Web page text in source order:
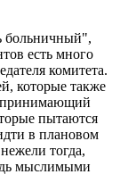
больничный",
есть много
комитета.
которые также
принимающий
пытаются
в плановом
тогда,
мыслимыми